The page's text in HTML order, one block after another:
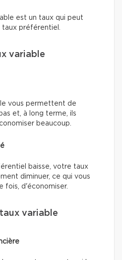
est un taux qui peut
préférentiel.
variable
vous permettent de
et, à long terme, ils
beaucoup.
baisse, votre taux
diminuer, ce qui vous
fois, d'économiser.
variable